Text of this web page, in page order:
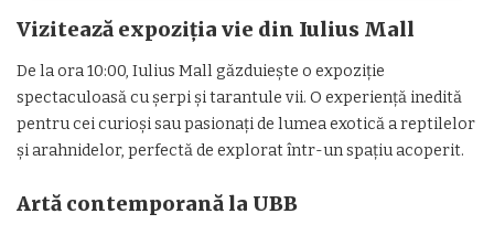
Vizitează expoziția vie din Iulius Mall
De la ora 10:00, Iulius Mall găzduiește o expoziție
spectaculoasă cu șerpi și tarantule vii. O experiență inedită
pentru cei curioși sau pasionați de lumea exotică a reptilelor
și arahnidelor, perfectă de explorat într-un spațiu acoperit.
Artă contemporană la UBB